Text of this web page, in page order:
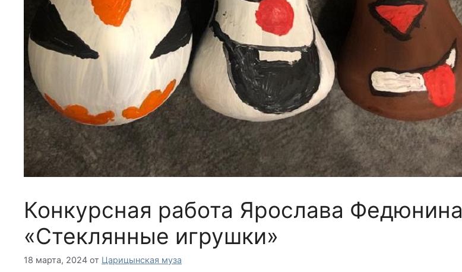
Конкурсная работа Ярослава Федюнина
«Стеклянные игрушки»
18 марта, 2024 от Царицынская муза